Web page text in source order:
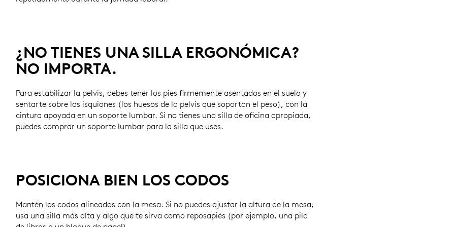
¿NO TIENES UNA SILLA ERGONÓMICA?
NO IMPORTA.
Para estabilizar la pelvis, debes tener los pies firmemente asentados en el suelo y
sentarte sobre los isquiones (los huesos de la pelvis que soportan el peso), con la
cintura apoyada en un soporte lumbar. Si no tienes una silla de oficina apropiada,
puedes comprar un soporte lumbar para la silla que uses.
POSICIONA BIEN LOS CODOS
Mantén los codos alineados con la mesa. Si no puedes ajustar la altura de la mesa,
usa una silla más alta y algo que te sirva como reposapiés (por ejemplo, una pila